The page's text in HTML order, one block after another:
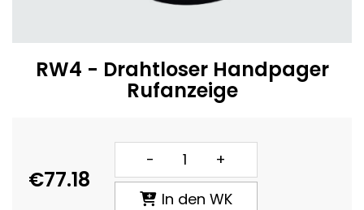
RW4 - Drahtloser Handpager
Rufanzeige
€77.18
-
+
In den WK